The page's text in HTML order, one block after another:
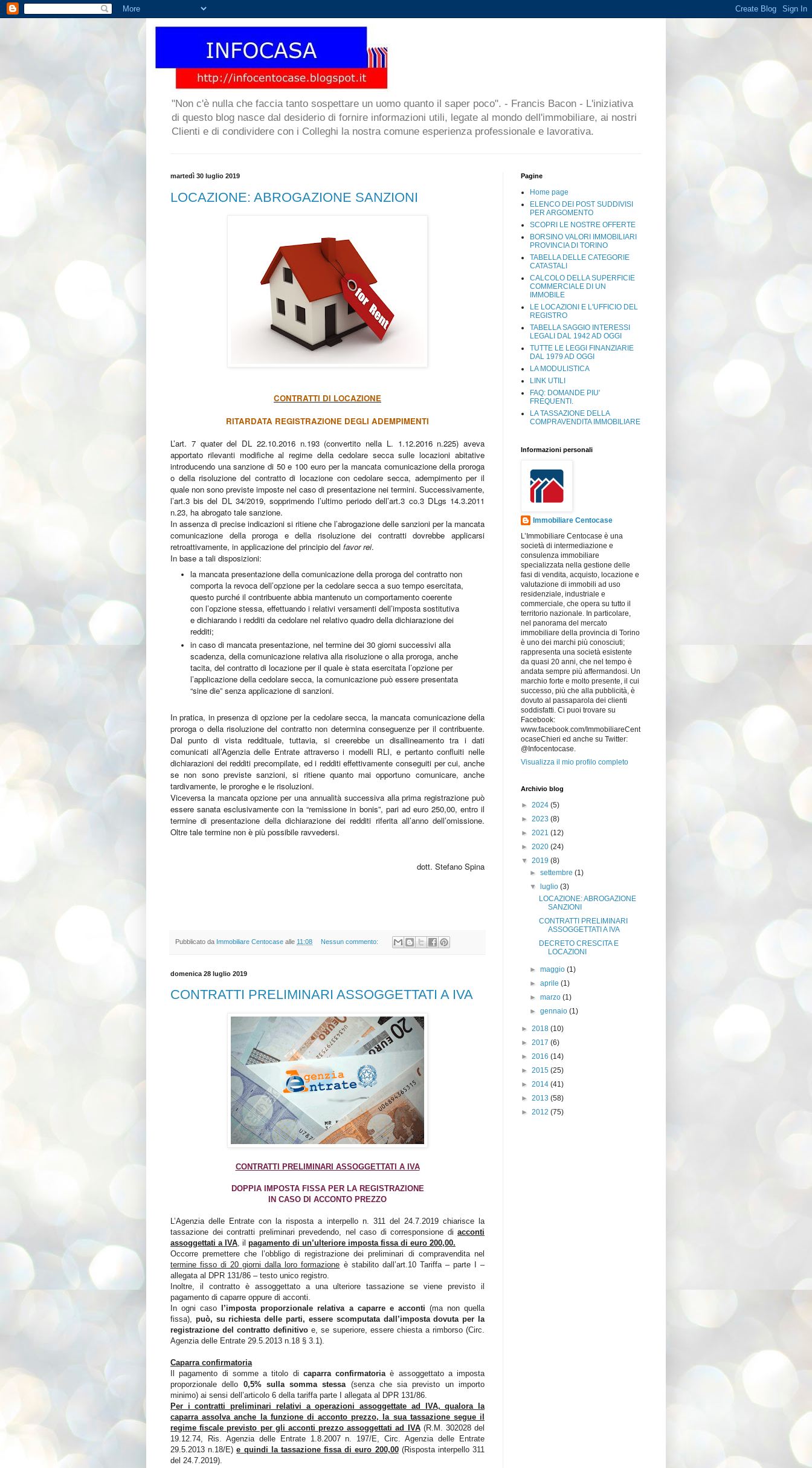
"Non c'è nulla che faccia tanto sospettare un uomo quanto il saper poco". - Francis Bacon - L'iniziativa
di questo blog nasce dal desiderio di fornire informazioni utili, legate al mondo dell'immobiliare, ai nostri
Clienti e di condividere con i Colleghi la nostra comune esperienza professionale e lavorativa.
martedì 30 luglio 2019
LOCAZIONE: ABROGAZIONE SANZIONI
CONTRATTI DI LOCAZIONE
RITARDATA REGISTRAZIONE DEGLI ADEMPIMENTI
L’art. 7 quater del DL 22.10.2016 n.193 (convertito nella L. 1.12.2016 n.225) aveva
apportato rilevanti modifiche al regime della cedolare secca sulle locazioni abitative
introducendo una sanzione di 50 e 100 euro per la mancata comunicazione della proroga
o della risoluzione del contratto di locazione con cedolare secca, adempimento per il
quale non sono previste imposte nel caso di presentazione nei termini. Successivamente,
l’art.3 bis del DL 34/2019, sopprimendo l’ultimo periodo dell’art.3 co.3 DLgs 14.3.2011
n.23, ha abrogato tale sanzione.
In assenza di precise indicazioni si ritiene che l’abrogazione delle sanzioni per la mancata
comunicazione della proroga e della risoluzione dei contratti dovrebbe applicarsi
retroattivamente, in applicazione del principio del favor rei.
In base a tali disposizioni:
la mancata presentazione della comunicazione della proroga del contratto non
comporta la revoca dell’opzione per la cedolare secca a suo tempo esercitata,
questo purché il contribuente abbia mantenuto un comportamento coerente
con l’opzione stessa, effettuando i relativi versamenti dell’imposta sostitutiva
e dichiarando i redditi da cedolare nel relativo quadro della dichiarazione dei
redditi;
in caso di mancata presentazione, nel termine dei 30 giorni successivi alla
scadenza, della comunicazione relativa alla risoluzione o alla proroga, anche
tacita, del contratto di locazione per il quale è stata esercitata l’opzione per
l’applicazione della cedolare secca, la comunicazione può essere presentata
“sine die” senza applicazione di sanzioni.
In pratica, in presenza di opzione per la cedolare secca, la mancata comunicazione della
proroga o della risoluzione del contratto non determina conseguenze per il contribuente.
Dal punto di vista reddituale, tuttavia, si creerebbe un disallineamento tra i dati
comunicati all’Agenzia delle Entrate attraverso i modelli RLI, e pertanto confluiti nelle
dichiarazioni dei redditi precompilate, ed i redditi effettivamente conseguiti per cui, anche
se non sono previste sanzioni, si ritiene quanto mai opportuno comunicare, anche
tardivamente, le proroghe e le risoluzioni.
Viceversa la mancata opzione per una annualità successiva alla prima registrazione può
essere sanata esclusivamente con la “remissione in bonis”, pari ad euro 250,00, entro il
termine di presentazione della dichiarazione dei redditi riferita all’anno dell’omissione.
Oltre tale termine non è più possibile ravvedersi.
dott. Stefano Spina
Pubblicato da Immobiliare Centocase alle 11:08 Nessun commento:
domenica 28 luglio 2019
CONTRATTI PRELIMINARI ASSOGGETTATI A IVA
CONTRATTI PRELIMINARI ASSOGGETTATI A IVA
DOPPIA IMPOSTA FISSA PER LA REGISTRAZIONE
IN CASO DI ACCONTO PREZZO
L’Agenzia delle Entrate con la risposta a interpello n. 311 del 24.7.2019 chiarisce la
tassazione dei contratti preliminari prevedendo, nel caso di corresponsione di acconti
assoggettati a IVA , il pagamento di un’ulteriore imposta fissa di euro 200,00.
Occorre premettere che l’obbligo di registrazione dei preliminari di compravendita nel
termine fisso di 20 giorni dalla loro formazione è stabilito dall’art.10 Tariffa – parte I –
allegata al DPR 131/86 – testo unico registro.
Inoltre, il contratto è assoggettato a una ulteriore tassazione se viene previsto il
pagamento di caparre oppure di acconti.
In ogni caso l’imposta proporzionale relativa a caparre e acconti (ma non quella
fissa), può, su richiesta delle parti, essere scomputata dall’imposta dovuta per la
registrazione del contratto definitivo e, se superiore, essere chiesta a rimborso (Circ.
Agenzia delle Entrate 29.5.2013 n.18 § 3.1).
Caparra confirmatoria
Il pagamento di somme a titolo di caparra confirmatoria è assoggettato a imposta
proporzionale dello 0,5% sulla somma stessa (senza che sia previsto un importo
minimo) ai sensi dell’articolo 6 della tariffa parte I allegata al DPR 131/86.
Per i contratti preliminari relativi a operazioni assoggettate ad IVA, qualora la
caparra assolva anche la funzione di acconto prezzo, la sua tassazione segue il
regime fiscale previsto per gli acconti prezzo assoggettati ad IVA(R.M. 302028 del
19.12.74, Ris. Agenzia delle Entrate 1.8.2007 n. 197/E, Circ. Agenzia delle Entrate
29.5.2013 n.18/E)e quindi la tassazione fissa di euro 200,00(Risposta interpello 311
del 24.7.2019).
Pagine
Home page
ELENCO DEI POST SUDDIVISI
PER ARGOMENTO
SCOPRI LE NOSTRE OFFERTE
BORSINO VALORI IMMOBILIARI
PROVINCIA DI TORINO
TABELLA DELLE CATEGORIE
CATASTALI
CALCOLO DELLA SUPERFICIE
COMMERCIALE DI UN
IMMOBILE
LE LOCAZIONI E L'UFFICIO DEL
REGISTRO
TABELLA SAGGIO INTERESSI
LEGALI DAL 1942 AD OGGI
TUTTE LE LEGGI FINANZIARIE
DAL 1979 AD OGGI
LA MODULISTICA
LINK UTILI
FAQ: DOMANDE PIU'
FREQUENTI.
LA TASSAZIONE DELLA
COMPRAVENDITA IMMOBILIARE
Informazioni personali
Immobiliare Centocase
L’Immobiliare Centocase è una
società di intermediazione e
consulenza immobiliare
specializzata nella gestione delle
fasi di vendita, acquisto, locazione e
valutazione di immobili ad uso
residenziale, industriale e
commerciale, che opera su tutto il
territorio nazionale. In particolare,
nel panorama del mercato
immobiliare della provincia di Torino
è uno dei marchi più conosciuti;
rappresenta una società esistente
da quasi 20 anni, che nel tempo è
andata sempre più affermandosi. Un
marchio forte e molto presente, il cui
successo, più che alla pubblicità, è
dovuto al passaparola dei clienti
soddisfatti. Ci puoi trovare su
Facebook:
www.facebook.com/ImmobiliareCent
ocaseChieri ed anche su Twitter:
@Infocentocase.
Visualizza il mio profilo completo
Archivio blog
► 2024 (5)
► 2023 (8)
► 2021 (12)
► 2020 (24)
▼ 2019 (8)
►settembre(1)
▼
luglio(3)
LOCAZIONE: ABROGAZIONE
SANZIONI
CONTRATTI PRELIMINARI
ASSOGGETTATI A IVA
DECRETO CRESCITA E
LOCAZIONI
►maggio(1)
►aprile(1)
►marzo(1)
►gennaio(1)
► 2018 (10)
► 2017 (6)
► 2016 (14)
► 2015 (25)
► 2014 (41)
► 2013 (58)
► 2012 (75)